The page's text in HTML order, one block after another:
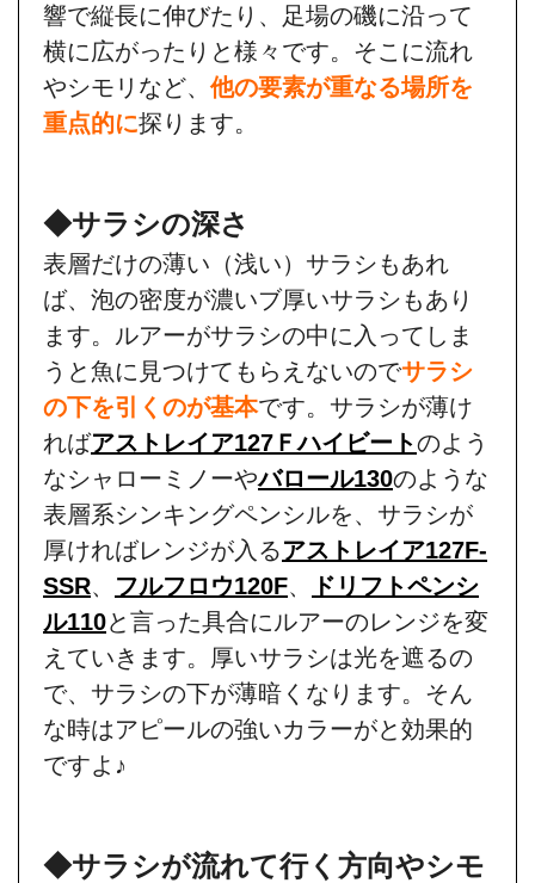
響で縦長に伸びたり、足場の磯に沿って
横に広がったりと様々です。そこに流れ
やシモリなど、 他の要素が重なる場所を
重点的に探ります。
◆サラシの深さ
表層だけの薄い（浅い）サラシもあれ
ば、泡の密度が濃いブ厚いサラシもあり
ます。ルアーがサラシの中に入ってしま
うと魚に見つけてもらえないのでサラシ
の下を引くのが基本です。サラシが薄け
ればアストレイア127Ｆハイビートのよう
なシャローミノーやバロール130のような
表層系シンキングペンシルを、サラシが
厚ければレンジが入るアストレイア127F-
SSR、 フルフロウ120F、
ドリフトペンシ
ル110と言った具合にルアーのレンジを変
えていきます。厚いサラシは光を遮るの
で、サラシの下が薄暗くなります。そん
な時はアピールの強いカラーがと効果的
ですよ♪
◆サラシが流れて行く方向やシモ